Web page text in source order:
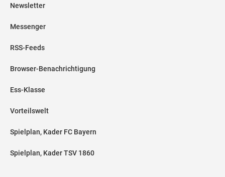
Newsletter
Messenger
RSS-Feeds
Browser-Benachrichtigung
Ess-Klasse
Vorteilswelt
Spielplan, Kader FC Bayern
Spielplan, Kader TSV 1860